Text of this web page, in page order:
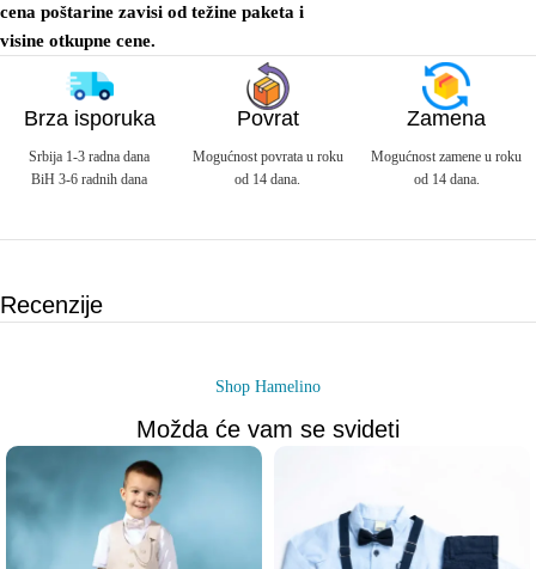
cena poštarine zavisi od težine paketa i
visine otkupne cene.
Brza isporuka
Srbija 1-3 radna dana
BiH 3-6 radnih dana
Povrat
Mogućnost povrata u roku
od 14 dana.
Zamena
Mogućnost zamene u roku
od 14 dana.
Recenzije
Shop Hamelino
Možda će vam se svideti